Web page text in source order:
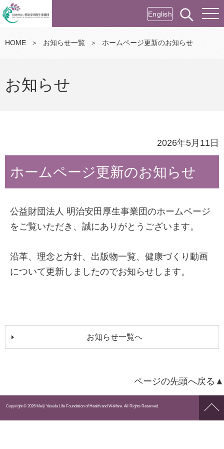
English
HOME ＞ お知らせ一覧 ＞ ホームページ更新のお知らせ
お知らせ
2026年5月11日
ホームページ更新のお知らせ
公益財団法人 明治安田厚生事業団のホームページ
をご覧いただき、誠にありがとうございます。
沿革、理念と方針、出版物一覧、健康づくり動画
について更新しましたのでお知らせします。
お知らせ一覧へ
ページの先頭へ戻る▲
ペー
Copyright © 2026 Meiji Yasuda Life Foundation of Health and Welfare. All Rights Reserved.